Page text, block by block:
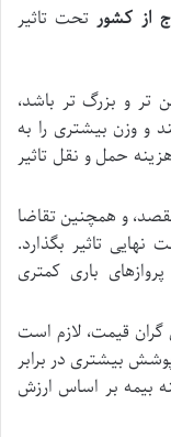
از کشورتحت تاثیر
تر و بزرگ تر باشد،
و وزن بیشتری را به
حمل و نقل تاثیر
و همچنین تقاضا
تاثیر بگذارد.
باری کمتری
گران قیمت، لازم است
بیشتری در برابر
بیمه بر اساس ارزش